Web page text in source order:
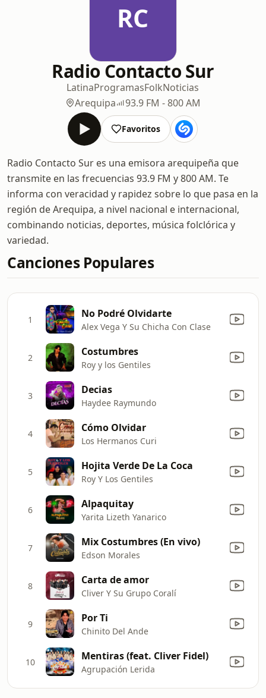
RC
Radio Contacto Sur
LatinaProgramasFolkNoticias
Arequipa
93.9 FM - 800 AM
Favoritos
Radio Contacto Sur es una emisora arequipeña que
transmite en las frecuencias 93.9 FM y 800 AM. Te
informa con veracidad y rapidez sobre lo que pasa en la
región de Arequipa, a nivel nacional e internacional,
combinando noticias, deportes, música folclórica y
variedad.
Canciones Populares
1 No Podré Olvidarte
Alex Vega Y Su Chicha Con Clase
2 Costumbres
Roy y los Gentiles
3 Decias
Haydee Raymundo
4 Cómo Olvidar
Los Hermanos Curi
5 Hojita Verde De La Coca
Roy Y Los Gentiles
6 Alpaquitay
Yarita Lizeth Yanarico
7 Mix Costumbres (En vivo)
Edson Morales
8 Carta de amor
Cliver Y Su Grupo Coralí
9 Por Ti
Chinito Del Ande
10 Mentiras (feat. Cliver Fidel)
Agrupación Lerida